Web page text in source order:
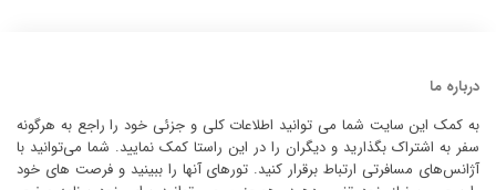
درباره ما
به کمک این سایت شما می توانید اطلاعات کلی و جزئی خود را راجع به هرگونه
سفر به اشتراک بگذارید و دیگران را در این راستا کمک نمایید. شما می‌توانید با
آژانس‌های مسافرتی ارتباط برقرار کنید. تورهای آنها را ببینید و فرصت های خود